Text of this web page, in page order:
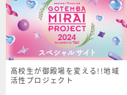
高校生が御殿場を変える!!地域
活性プロジェクト